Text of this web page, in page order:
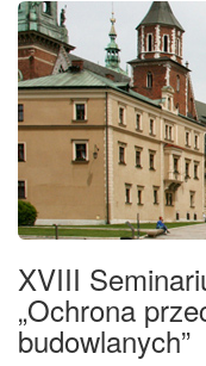
XVIII
„Ochrona
budowlanych”